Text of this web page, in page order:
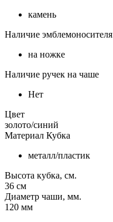
камень
Наличие эмблемоносителя
на ножке
Наличие ручек на чаше
Нет
Цвет
золото/синий
Материал Кубка
металл/пластик
Высота кубка, см.
36 см
Диаметр чаши, мм.
120 мм